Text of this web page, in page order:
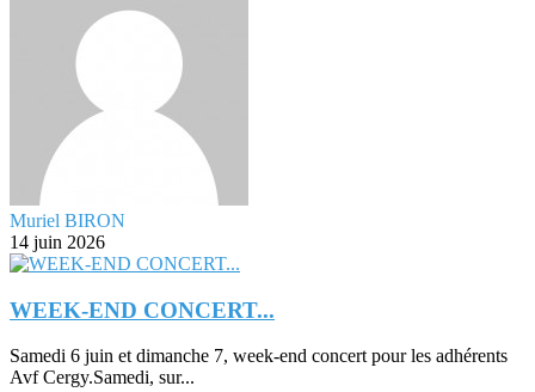
Muriel BIRON
14 juin 2026
WEEK-END CONCERT...
Samedi 6 juin et dimanche 7, week-end concert pour les adhérents
Avf Cergy.Samedi, sur...